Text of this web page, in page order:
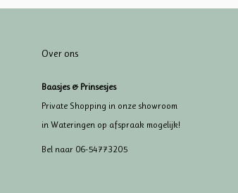
Over ons
Baasjes & Prinsesjes
Private Shopping in onze showroom
in Wateringen op afspraak mogelijk!
Bel naar 06-54773205